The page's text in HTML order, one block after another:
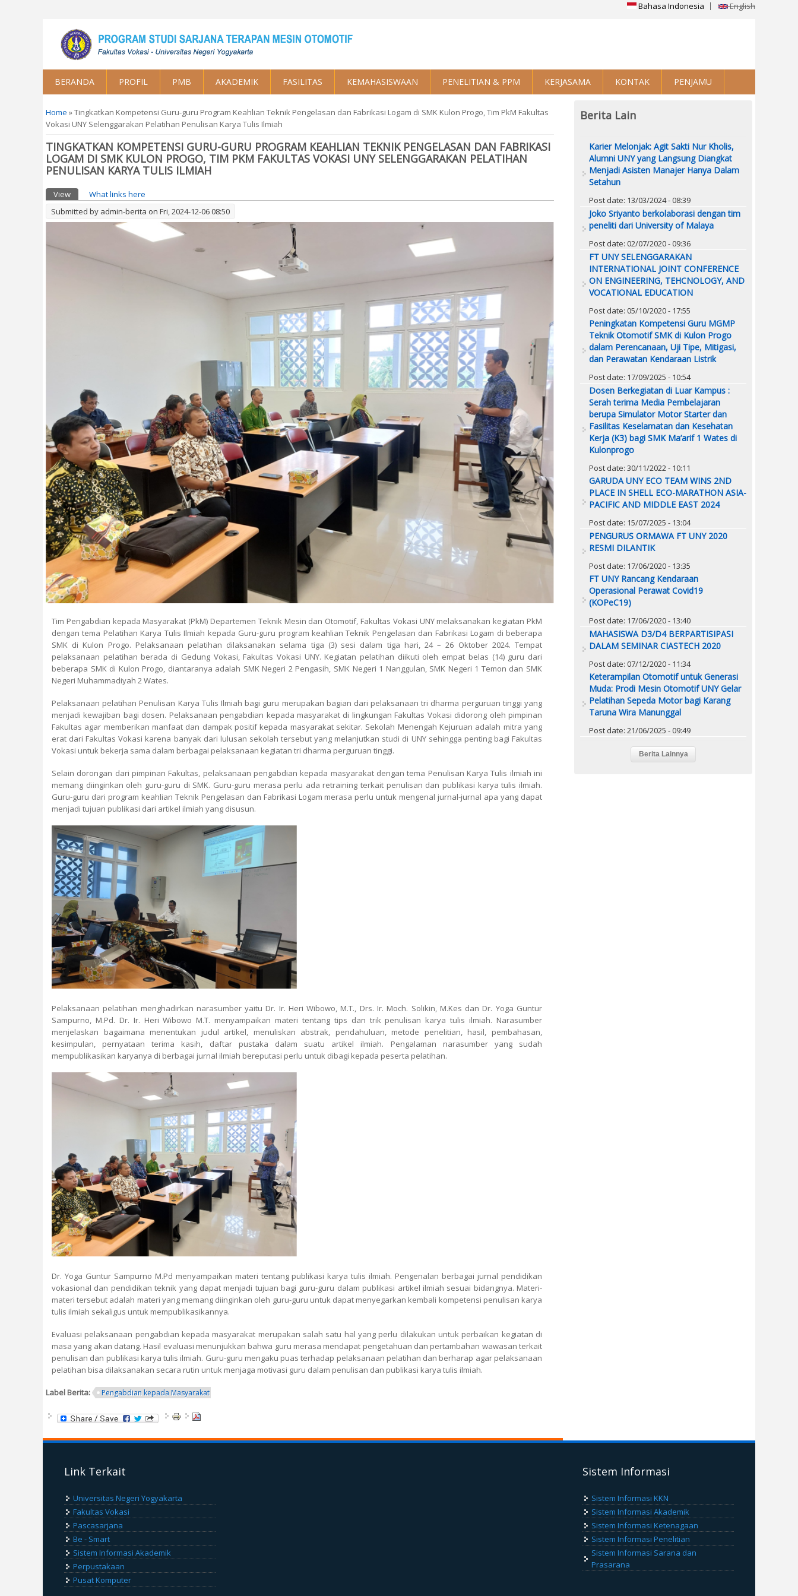
Bahasa Indonesia English
BERANDA PROFIL PMB AKADEMIK FASILITAS KEMAHASISWAAN PENELITIAN & PPM KERJASAMA KONTAK PENJAMU
You are here
Home » Tingkatkan Kompetensi Guru-guru Program Keahlian Teknik Pengelasan dan Fabrikasi Logam di SMK Kulon Progo, Tim PkM Fakultas
Vokasi UNY Selenggarakan Pelatihan Penulisan Karya Tulis Ilmiah
TINGKATKAN KOMPETENSI GURU-GURU PROGRAM KEAHLIAN TEKNIK PENGELASAN DAN FABRIKASI
LOGAM DI SMK KULON PROGO, TIM PKM FAKULTAS VOKASI UNY SELENGGARAKAN PELATIHAN
PENULISAN KARYA TULIS ILMIAH
Primary tabs
View (active tab)
What links here
Submitted by admin-berita on Fri, 2024-12-06 08:50
Tim Pengabdian kepada Masyarakat (PkM) Departemen Teknik Mesin dan Otomotif, Fakultas Vokasi UNY melaksanakan kegiatan PkM
dengan tema Pelatihan Karya Tulis Ilmiah kepada Guru-guru program keahlian Teknik Pengelasan dan Fabrikasi Logam di beberapa
SMK di Kulon Progo. Pelaksanaan pelatihan dilaksanakan selama tiga (3) sesi dalam tiga hari, 24 – 26 Oktober 2024. Tempat
pelaksanaan pelatihan berada di Gedung Vokasi, Fakultas Vokasi UNY. Kegiatan pelatihan diikuti oleh empat belas (14) guru dari
beberapa SMK di Kulon Progo, diantaranya adalah SMK Negeri 2 Pengasih, SMK Negeri 1 Nanggulan, SMK Negeri 1 Temon dan SMK
Negeri Muhammadiyah 2 Wates.
Pelaksanaan pelatihan Penulisan Karya Tulis Ilmiah bagi guru merupakan bagian dari pelaksanaan tri dharma perguruan tinggi yang
menjadi kewajiban bagi dosen. Pelaksanaan pengabdian kepada masyarakat di lingkungan Fakultas Vokasi didorong oleh pimpinan
Fakultas agar memberikan manfaat dan dampak positif kepada masyarakat sekitar. Sekolah Menengah Kejuruan adalah mitra yang
erat dari Fakultas Vokasi karena banyak dari lulusan sekolah tersebut yang melanjutkan studi di UNY sehingga penting bagi Fakultas
Vokasi untuk bekerja sama dalam berbagai pelaksanaan kegiatan tri dharma perguruan tinggi.
Selain dorongan dari pimpinan Fakultas, pelaksanaan pengabdian kepada masyarakat dengan tema Penulisan Karya Tulis ilmiah ini
memang diinginkan oleh guru-guru di SMK. Guru-guru merasa perlu ada retraining terkait penulisan dan publikasi karya tulis ilmiah.
Guru-guru dari program keahlian Teknik Pengelasan dan Fabrikasi Logam merasa perlu untuk mengenal jurnal-jurnal apa yang dapat
menjadi tujuan publikasi dari artikel ilmiah yang disusun.
Pelaksanaan pelatihan menghadirkan narasumber yaitu Dr. Ir. Heri Wibowo, M.T., Drs. Ir. Moch. Solikin, M.Kes dan Dr. Yoga Guntur
Sampurno, M.Pd. Dr. Ir. Heri Wibowo M.T. menyampaikan materi tentang tips dan trik penulisan karya tulis ilmiah. Narasumber
menjelaskan bagaimana menentukan judul artikel, menuliskan abstrak, pendahuluan, metode penelitian, hasil, pembahasan,
kesimpulan, pernyataan terima kasih, daftar pustaka dalam suatu artikel ilmiah. Pengalaman narasumber yang sudah
mempublikasikan karyanya di berbagai jurnal ilmiah bereputasi perlu untuk dibagi kepada peserta pelatihan.
Dr. Yoga Guntur Sampurno M.Pd menyampaikan materi tentang publikasi karya tulis ilmiah. Pengenalan berbagai jurnal pendidikan
vokasional dan pendidikan teknik yang dapat menjadi tujuan bagi guru-guru dalam publikasi artikel ilmiah sesuai bidangnya. Materi-
materi tersebut adalah materi yang memang diinginkan oleh guru-guru untuk dapat menyegarkan kembali kompetensi penulisan karya
tulis ilmiah sekaligus untuk mempublikasikannya.
Evaluasi pelaksanaan pengabdian kepada masyarakat merupakan salah satu hal yang perlu dilakukan untuk perbaikan kegiatan di
masa yang akan datang. Hasil evaluasi menunjukkan bahwa guru merasa mendapat pengetahuan dan pertambahan wawasan terkait
penulisan dan publikasi karya tulis ilmiah. Guru-guru mengaku puas terhadap pelaksanaan pelatihan dan berharap agar pelaksanaan
pelatihan bisa dilaksanakan secara rutin untuk menjaga motivasi guru dalam penulisan dan publikasi karya tulis ilmiah.
Label Berita: Pengabdian kepada Masyarakat
Berita Lain
Karier Melonjak: Agit Sakti Nur Kholis,
Alumni UNY yang Langsung Diangkat
Menjadi Asisten Manajer Hanya Dalam
Setahun
Post date: 13/03/2024 - 08:39
Joko Sriyanto berkolaborasi dengan tim
peneliti dari University of Malaya
Post date: 02/07/2020 - 09:36
FT UNY SELENGGARAKAN
INTERNATIONAL JOINT CONFERENCE
ON ENGINEERING, TEHCNOLOGY, AND
VOCATIONAL EDUCATION
Post date: 05/10/2020 - 17:55
Peningkatan Kompetensi Guru MGMP
Teknik Otomotif SMK di Kulon Progo
dalam Perencanaan, Uji Tipe, Mitigasi,
dan Perawatan Kendaraan Listrik
Post date: 17/09/2025 - 10:54
Dosen Berkegiatan di Luar Kampus :
Serah terima Media Pembelajaran
berupa Simulator Motor Starter dan
Fasilitas Keselamatan dan Kesehatan
Kerja (K3) bagi SMK Ma’arif 1 Wates di
Kulonprogo
Post date: 30/11/2022 - 10:11
GARUDA UNY ECO TEAM WINS 2ND
PLACE IN SHELL ECO-MARATHON ASIA-
PACIFIC AND MIDDLE EAST 2024
Post date: 15/07/2025 - 13:04
PENGURUS ORMAWA FT UNY 2020
RESMI DILANTIK
Post date: 17/06/2020 - 13:35
FT UNY Rancang Kendaraan
Operasional Perawat Covid19
(KOPeC19)
Post date: 17/06/2020 - 13:40
MAHASISWA D3/D4 BERPARTISIPASI
DALAM SEMINAR CIASTECH 2020
Post date: 07/12/2020 - 11:34
Keterampilan Otomotif untuk Generasi
Muda: Prodi Mesin Otomotif UNY Gelar
Pelatihan Sepeda Motor bagi Karang
Taruna Wira Manunggal
Post date: 21/06/2025 - 09:49
Link Terkait
Universitas Negeri Yogyakarta
Fakultas Vokasi
Pascasarjana
Be - Smart
Sistem Informasi Akademik
Perpustakaan
Pusat Komputer
Sistem Informasi
Sistem Informasi KKN
Sistem Informasi Akademik
Sistem Informasi Ketenagaan
Sistem Informasi Penelitian
Sistem Informasi Sarana dan
Prasarana